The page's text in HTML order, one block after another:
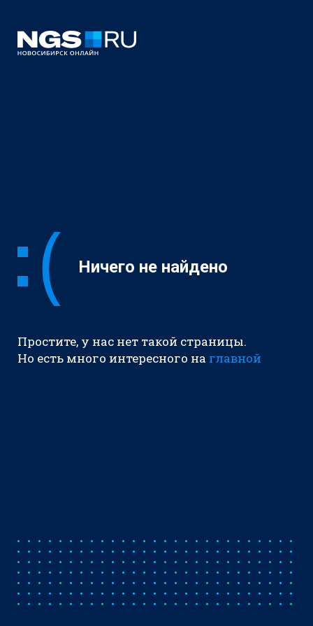
Ничего не найдено
Простите, у нас нет такой страницы.
Но есть много интересного на главной